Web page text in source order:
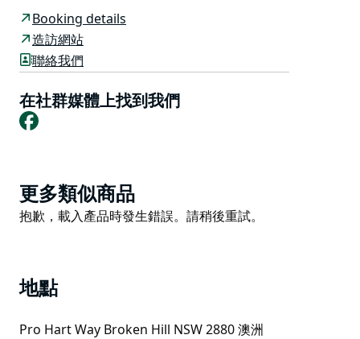
構的英勇歷史和當今運作。
透過互動展覽，您可以了解皇家飛行醫生服務機構過去和
現在的服務故事，了解飛行醫生如何在廣闊的大陸上提供
緊急醫療服務，以及皇家飛行醫生服務機構對新南威爾士
州及其他地區偏遠地區居民和遊客的積極影響。僅布羅肯
基地，醫生、護士、工程師和飛行員駕駛比奇國王飛機機
隊，全年365天、每天24小時待命。
Booking details
造訪網站
聯絡我們
在社群媒體上找到我們
Facebook
Product
List
更多類似商品
Product
抱歉，載入產品時發生錯誤。請稍後重試。
地點
Pro Hart Way Broken Hill NSW 2880 澳洲